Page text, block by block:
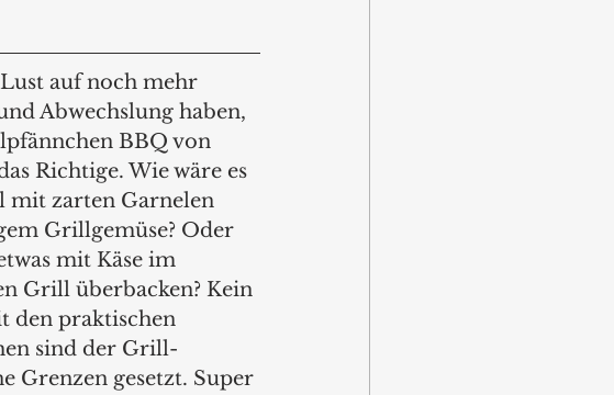
auf noch mehr
Abwechslung haben,
BBQ von
Richtige. Wie wäre es
mit zarten Garnelen
Grillgemüse? Oder
mit Käse im
Grill überbacken? Kein
den praktischen
sind der Grill-
Grenzen gesetzt. Super